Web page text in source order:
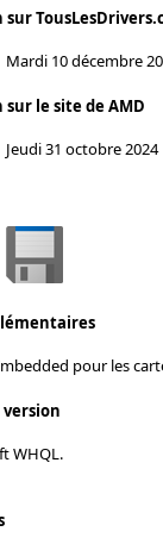
Mardi 10 décembre
le site de AMD
Jeudi 31 octobre 2024
pour les
WHQL.